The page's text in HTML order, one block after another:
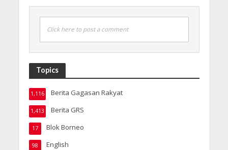
Click here to post a comment
Topics
Berita Gagasan Rakyat
1,116
Berita GRS
1,413
Blok Borneo
17
English
98